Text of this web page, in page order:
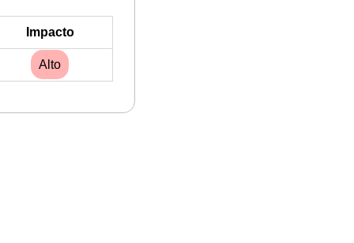
Impacto
Alto